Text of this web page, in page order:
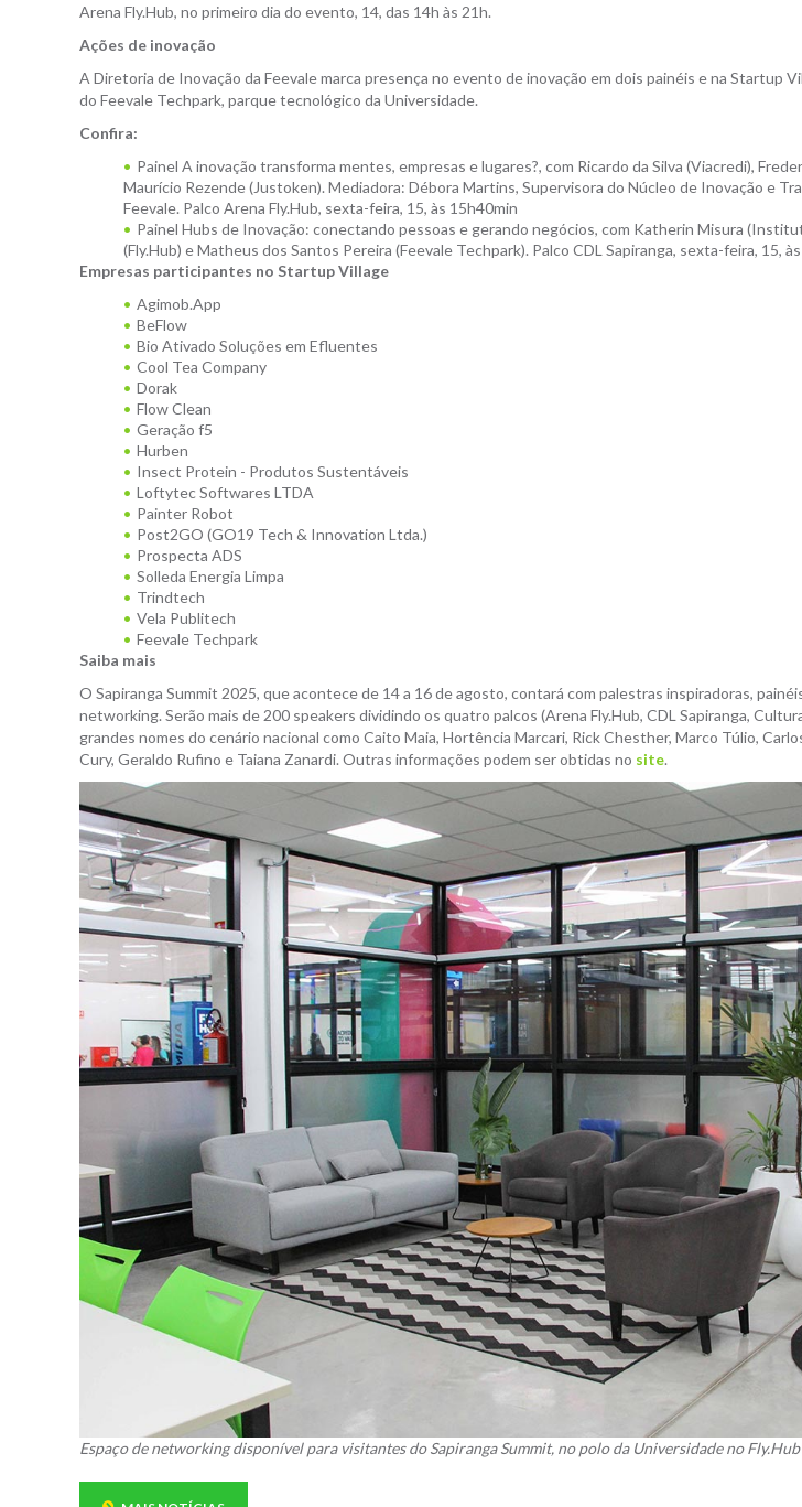
Arena Fly.Hub, no primeiro dia do evento, 14, das 14h às 21h.
Ações de inovação
A Diretoria de Inovação da Feevale marca presença no evento de inovação em dois painéis e na Startup
do Feevale Techpark, parque tecnológico da Universidade.
Confira:
Painel A inovação transforma mentes, empresas e lugares?, com Ricardo da Silva (Viacredi),
Maurício Rezende (Justoken). Mediadora: Débora Martins, Supervisora do Núcleo de Inovação e
Feevale. Palco Arena Fly.Hub, sexta-feira, 15, às 15h40min
Painel Hubs de Inovação: conectando pessoas e gerando negócios, com Katherin Misura
(Fly.Hub) e Matheus dos Santos Pereira (Feevale Techpark). Palco CDL Sapiranga, sexta-feira, 15,
Empresas participantes no Startup Village
Agimob.App
BeFlow
Bio Ativado Soluções em Efluentes
Cool Tea Company
Dorak
Flow Clean
Geração f5
Hurben
Insect Protein - Produtos Sustentáveis
Loftytec Softwares LTDA
Painter Robot
Post2GO (GO19 Tech & Innovation Ltda.)
Prospecta ADS
Solleda Energia Limpa
Trindtech
Vela Publitech
Feevale Techpark
Saiba mais
O Sapiranga Summit 2025, que acontece de 14 a 16 de agosto, contará com palestras inspiradoras,
networking. Serão mais de 200 speakers dividindo os quatro palcos (Arena Fly.Hub, CDL Sapiranga,
grandes nomes do cenário nacional como Caito Maia, Hortência Marcari, Rick Chesther, Marco Túlio,
Cury, Geraldo Rufino e Taiana Zanardi. Outras informações podem ser obtidas no site.
Espaço de networking disponível para visitantes do Sapiranga Summit, no polo da Universidade no Fly.Hub